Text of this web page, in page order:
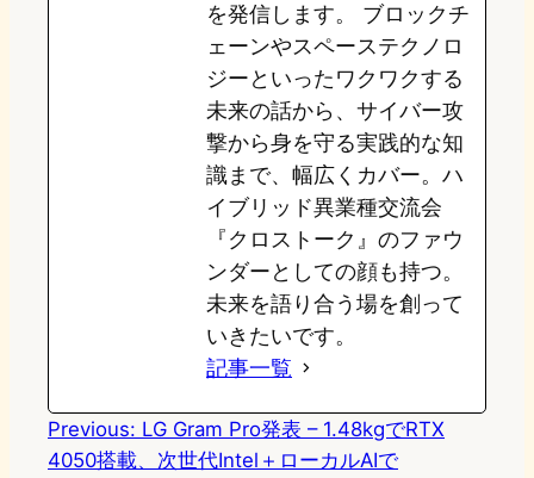
を発信します。 ブロックチ
ェーンやスペーステクノロ
ジーといったワクワクする
未来の話から、サイバー攻
撃から身を守る実践的な知
識まで、幅広くカバー。ハ
イブリッド異業種交流会
『クロストーク』のファウ
ンダーとしての顔も持つ。
未来を語り合う場を創って
いきたいです。
記事一覧
Previous: LG Gram Pro発表 – 1.48kgでRTX
4050搭載、次世代Intel＋ローカルAIで